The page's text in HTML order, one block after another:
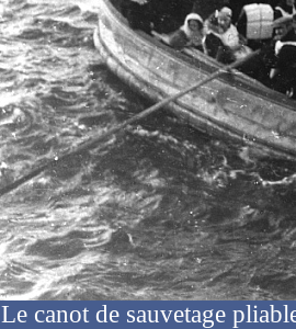
Le canot de sauvetage